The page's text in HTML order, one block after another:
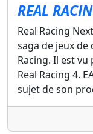
REAL
Real Racing
saga de jeux
Racing. Il est
Real Racing 4.
sujet de son